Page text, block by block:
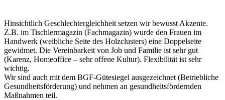
Hinsichtlich Geschlechtergleichheit setzen wir bewusst Akzente.
Z.B. im Tischlermagazin (Fachmagazin) wurde den Frauen im
Handwerk (weibliche Seite des Holzclusters) eine Doppelseite
gewidmet. Die Vereinbarkeit von Job und Familie ist sehr gut
(Karenz, Homeoffice – sehr offene Kultur). Flexibilität ist sehr
wichtig.
Wir sind auch mit dem BGF-Gütesiegel ausgezeichnet (Betriebliche
Gesundheitsförderung) und nehmen an gesundheitsfördernden
Maßnahmen teil.